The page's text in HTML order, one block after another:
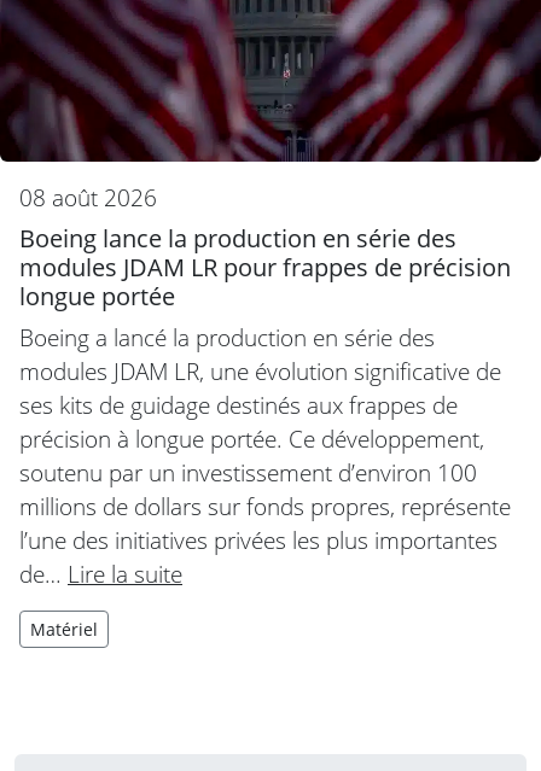
08 août 2026
Boeing lance la production en série des
modules JDAM LR pour frappes de précision
longue portée
Boeing a lancé la production en série des
modules JDAM LR, une évolution significative de
ses kits de guidage destinés aux frappes de
précision à longue portée. Ce développement,
soutenu par un investissement d’environ 100
millions de dollars sur fonds propres, représente
l’une des initiatives privées les plus importantes
de… Lire la suite
Matériel